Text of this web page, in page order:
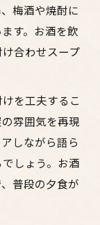
梅酒や焼酎に
す。お酒を飲
合わせスープ
を工夫するこ
雰囲気を再現
しながら語ら
しょう。お酒
普段の夕食が